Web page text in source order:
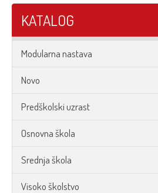
KATALOG
Modularna nastava
Novo
Predškolski uzrast
Osnovna škola
Srednja škola
Visoko školstvo